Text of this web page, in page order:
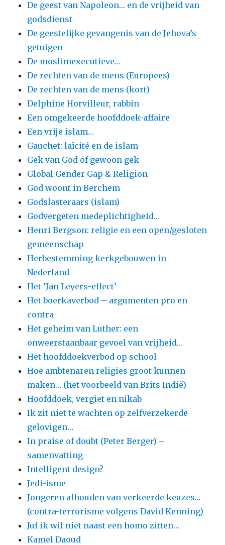
De geest van Napoleon… en de vrijheid van
godsdienst
De geestelijke gevangenis van de Jehova’s
getuigen
De moslimexecutieve…
De rechten van de mens (Europees)
De rechten van de mens (kort)
Delphine Horvilleur, rabbin
Een omgekeerde hoofddoek-affaire
Een vrije islam…
Gauchet: laïcité en de islam
Gek van God of gewoon gek
Global Gender Gap & Religion
God woont in Berchem
Godslasteraars (islam)
Godvergeten medeplichtigheid…
Henri Bergson: religie en een open/gesloten
gemeenschap
Herbestemming kerkgebouwen in
Nederland
Het ‘Jan Leyers-effect’
Het boerkaverbod – argumenten pro en
contra
Het geheim van Luther: een
onweerstaanbaar gevoel van vrijheid…
Het hoofddoekverbod op school
Hoe ambtenaren religies groot kunnen
maken… (het voorbeeld van Brits Indië)
Hoofddoek, vergiet en nikab
Ik zit niet te wachten op zelfverzekerde
gelovigen…
In praise of doubt (Peter Berger) –
samenvatting
Intelligent design?
Jedi-isme
Jongeren afhouden van verkeerde keuzes…
(contra-terrorisme volgens David Kenning)
Juf ik wil niet naast een homo zitten…
Kamel Daoud